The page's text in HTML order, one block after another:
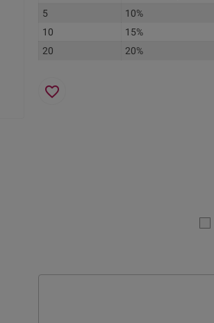
5
10%
10
15%
20
20%
favorite_border